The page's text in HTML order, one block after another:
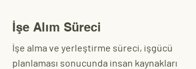
İşe Alım Süreci
İşe alma ve yerleştirme süreci, işgücü
planlaması sonucunda insan kaynakları